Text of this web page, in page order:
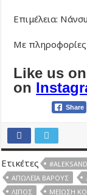
Επιμέλεια:
Με
Like us on
on
Share
Ετικέτες
ΑΠΏΛΕΙΑ ΒΆΡΟΥΣ
ΛΊΠΟΣ
ΜΕΊΩΣΗ